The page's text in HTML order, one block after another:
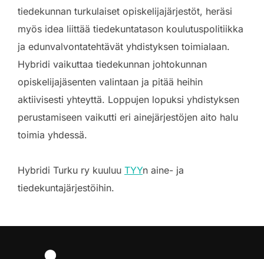
tiedekunnan turkulaiset opiskelijajärjestöt, heräsi
myös idea liittää tiedekuntatason koulutuspolitiikka
ja edunvalvontatehtävät yhdistyksen toimialaan.
Hybridi vaikuttaa tiedekunnan johtokunnan
opiskelijajäsenten valintaan ja pitää heihin
aktiivisesti yhteyttä. Loppujen lopuksi yhdistyksen
perustamiseen vaikutti eri ainejärjestöjen aito halu
toimia yhdessä.
Hybridi Turku ry kuuluu TYYn aine- ja
tiedekuntajärjestöihin.